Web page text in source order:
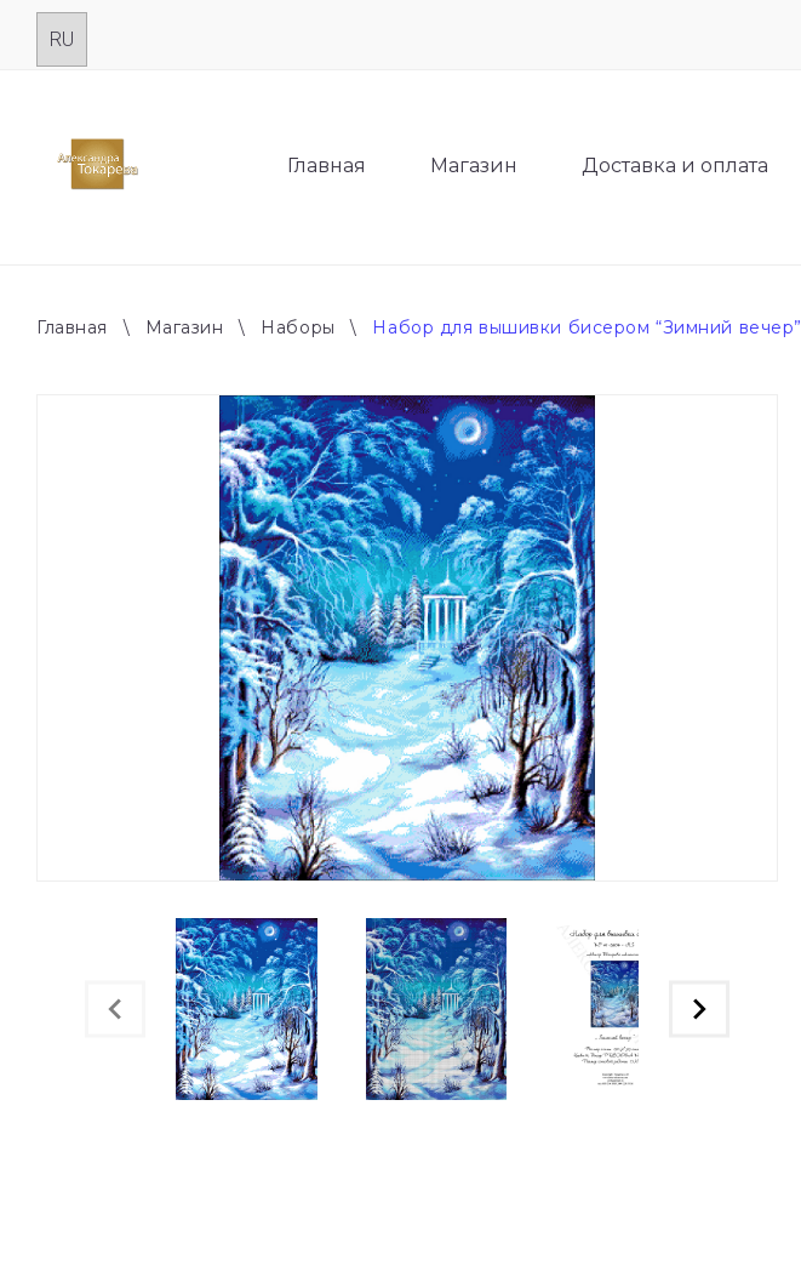
Skip
Главная Магазин Доставка и оплата
Главная \ Магазин \ Наборы \ Набор для вышивки бисером “Зимний вечер”